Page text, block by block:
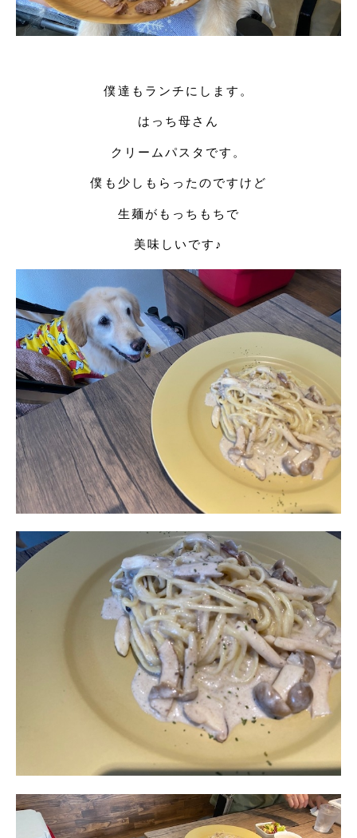
僕達もランチにします。
はっち母さん
クリームパスタです。
僕も少しもらったのですけど
生麺がもっちもちで
美味しいです♪